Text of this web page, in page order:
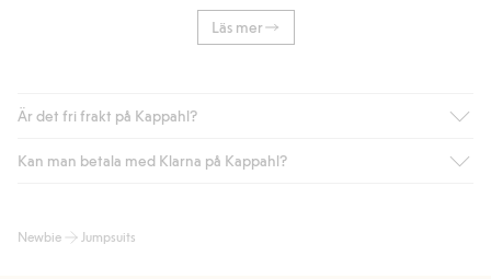
Läs mer
Är det fri frakt på Kappahl?
Är du medlem i Kappahl Club har du alltid gratis frakt till butik
automatik efter du loggat in och identifierats som medlem.
Kan man betala med Klarna på Kappahl?
bland annat faktura och swish men även andra betalningssätt.
Newbie Jumpsuits